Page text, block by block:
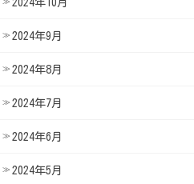
2024年9月
2024年8月
2024年7月
2024年6月
2024年5月